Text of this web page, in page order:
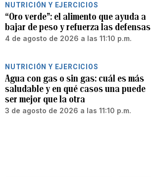
NUTRICIÓN Y EJERCICIOS
“Oro verde”: el alimento que ayuda a
bajar de peso y refuerza las defensas
4 de agosto de 2026 a las 11:10 p.m.
NUTRICIÓN Y EJERCICIOS
Agua con gas o sin gas: cuál es más
saludable y en qué casos una puede
ser mejor que la otra
3 de agosto de 2026 a las 11:10 p.m.